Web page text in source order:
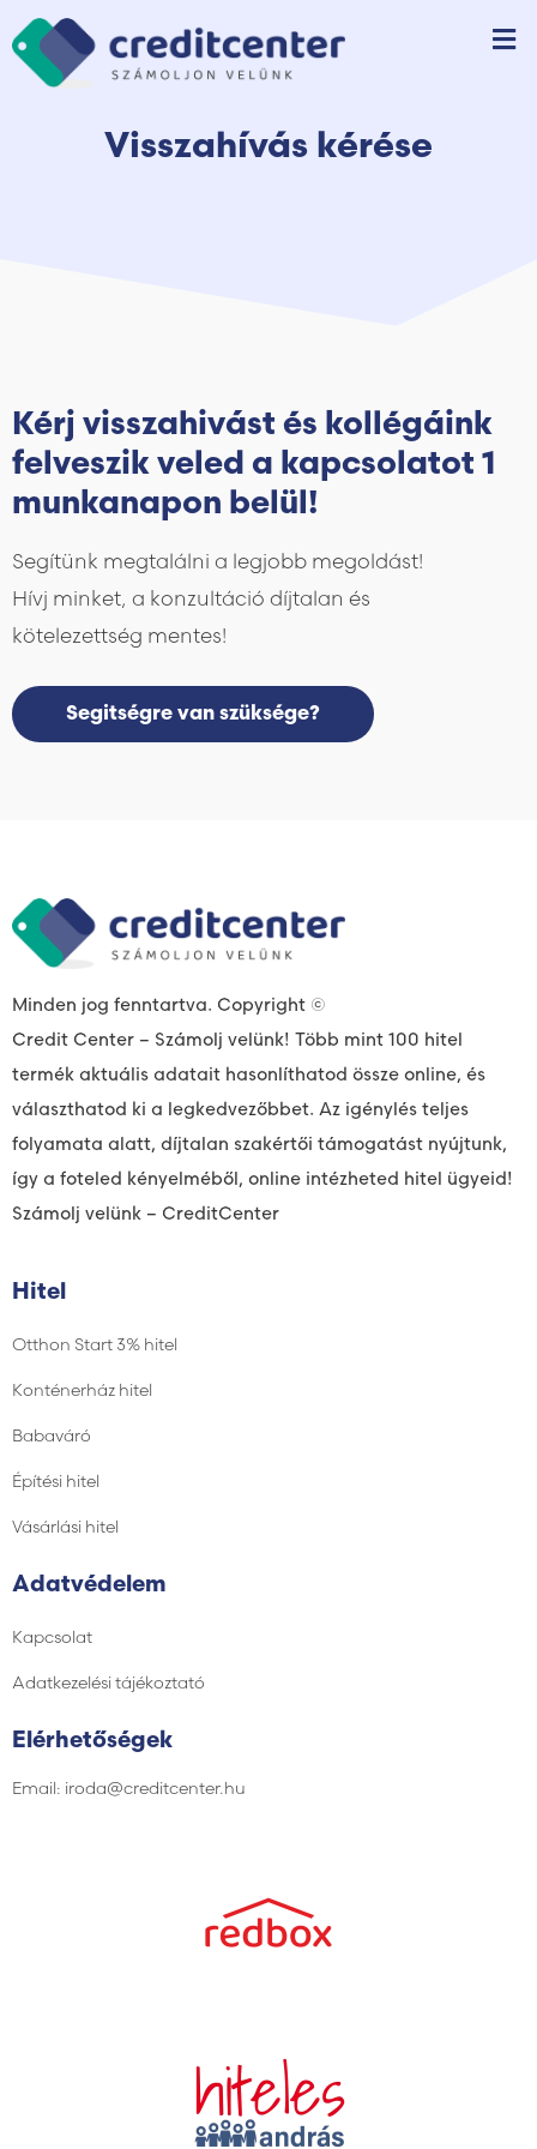
Visszahívás kérése
Kérj visszahivást és kollégáink
felveszik veled a kapcsolatot 1
munkanapon belül!
Segítünk megtalálni a legjobb megoldást!
Hívj minket, a konzultáció díjtalan és
kötelezettség mentes!
Segitségre van szüksége?
Minden jog fenntartva. Copyright ©
Credit Center – Számolj velünk! Több mint 100 hitel
termék aktuális adatait hasonlíthatod össze online, és
választhatod ki a legkedvezőbbet. Az igénylés teljes
folyamata alatt, díjtalan szakértői támogatást nyújtunk,
így a foteled kényelméből, online intézheted hitel ügyeid!
Számolj velünk – CreditCenter
Hitel
Otthon Start 3% hitel
Konténerház hitel
Babaváró
Építési hitel
Vásárlási hitel
Adatvédelem
Kapcsolat
Adatkezelési tájékoztató
Elérhetőségek
Email: iroda@creditcenter.hu